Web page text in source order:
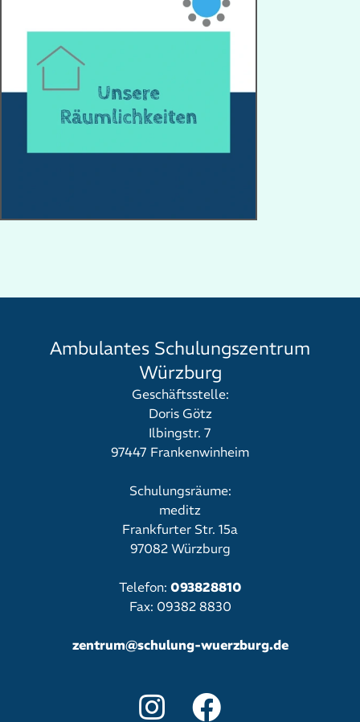
Ambulantes Schulungszentrum
Würzburg
Geschäftsstelle:
Doris Götz
Ilbingstr. 7
97447 Frankenwinheim
Schulungsräume:
meditz
Frankfurter Str. 15a
97082 Würzburg
Telefon: 093828810
Fax: 09382 8830
zentrum@schulung-wuerzburg.de